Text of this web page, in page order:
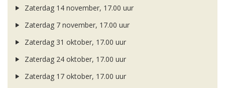
Zaterdag 14 november, 17.00 uur
Zaterdag 7 november, 17.00 uur
Zaterdag 31 oktober, 17.00 uur
Zaterdag 24 oktober, 17.00 uur
Zaterdag 17 oktober, 17.00 uur